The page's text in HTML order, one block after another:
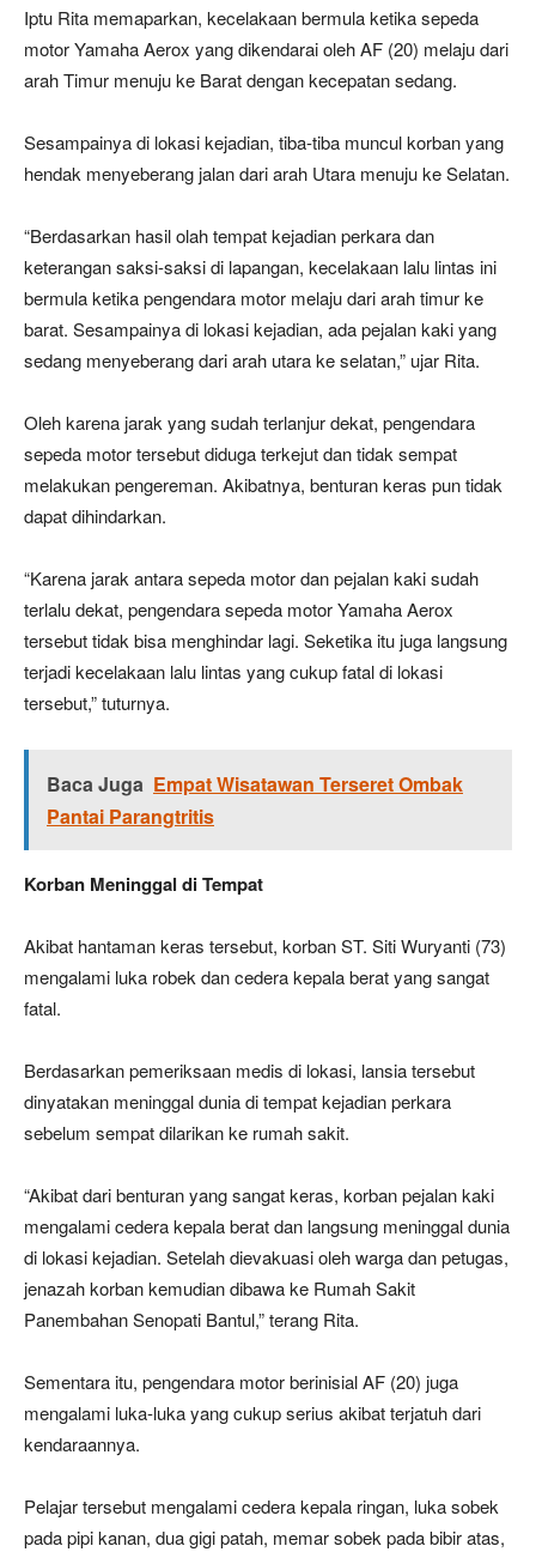
Iptu Rita memaparkan, kecelakaan bermula ketika sepeda
motor Yamaha Aerox yang dikendarai oleh AF (20) melaju dari
arah Timur menuju ke Barat dengan kecepatan sedang.
Sesampainya di lokasi kejadian, tiba-tiba muncul korban yang
hendak menyeberang jalan dari arah Utara menuju ke Selatan.
“Berdasarkan hasil olah tempat kejadian perkara dan
keterangan saksi-saksi di lapangan, kecelakaan lalu lintas ini
bermula ketika pengendara motor melaju dari arah timur ke
barat. Sesampainya di lokasi kejadian, ada pejalan kaki yang
sedang menyeberang dari arah utara ke selatan,” ujar Rita.
Oleh karena jarak yang sudah terlanjur dekat, pengendara
sepeda motor tersebut diduga terkejut dan tidak sempat
melakukan pengereman. Akibatnya, benturan keras pun tidak
dapat dihindarkan.
“Karena jarak antara sepeda motor dan pejalan kaki sudah
terlalu dekat, pengendara sepeda motor Yamaha Aerox
tersebut tidak bisa menghindar lagi. Seketika itu juga langsung
terjadi kecelakaan lalu lintas yang cukup fatal di lokasi
tersebut,” tuturnya.
Baca Juga Empat Wisatawan Terseret Ombak
Pantai Parangtritis
Korban Meninggal di Tempat
Akibat hantaman keras tersebut, korban ST. Siti Wuryanti (73)
mengalami luka robek dan cedera kepala berat yang sangat
fatal.
Berdasarkan pemeriksaan medis di lokasi, lansia tersebut
dinyatakan meninggal dunia di tempat kejadian perkara
sebelum sempat dilarikan ke rumah sakit.
“Akibat dari benturan yang sangat keras, korban pejalan kaki
mengalami cedera kepala berat dan langsung meninggal dunia
di lokasi kejadian. Setelah dievakuasi oleh warga dan petugas,
jenazah korban kemudian dibawa ke Rumah Sakit
Panembahan Senopati Bantul,” terang Rita.
Sementara itu, pengendara motor berinisial AF (20) juga
mengalami luka-luka yang cukup serius akibat terjatuh dari
kendaraannya.
Pelajar tersebut mengalami cedera kepala ringan, luka sobek
pada pipi kanan, dua gigi patah, memar sobek pada bibir atas,